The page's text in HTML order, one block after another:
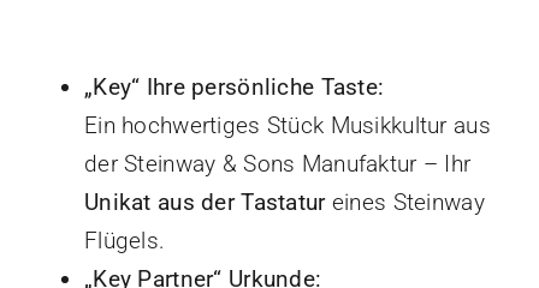
„Key“ Ihre persönliche Taste:
Ein hochwertiges Stück Musikkultur aus
der Steinway & Sons Manufaktur – Ihr
Unikat aus der Tastatureines Steinway
Flügels.
„Key Partner“ Urkunde: